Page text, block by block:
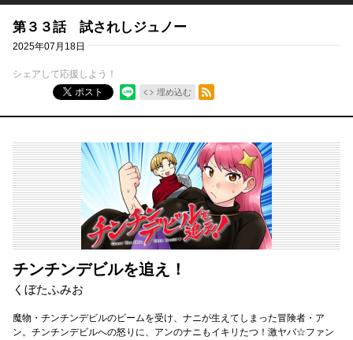
第３３話 試されしジュノー
2025年07月18日
シェアして応援しよう！
ポスト
埋め込む
RSSフィード
チンチンデビルを追え！
くぼたふみお
魔物・チンチンデビルのビームを受け、ナニが生えてしまった冒険者・ア
ン。チンチンデビルへの怒りに、アンのナニもイキリたつ！激ヤバ☆ファン